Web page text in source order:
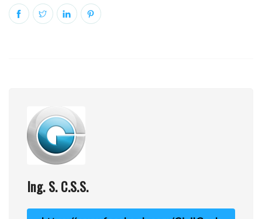
Ing. S. C.S.S.